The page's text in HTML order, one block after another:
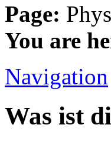
Page:
You are
Navigation
Was ist